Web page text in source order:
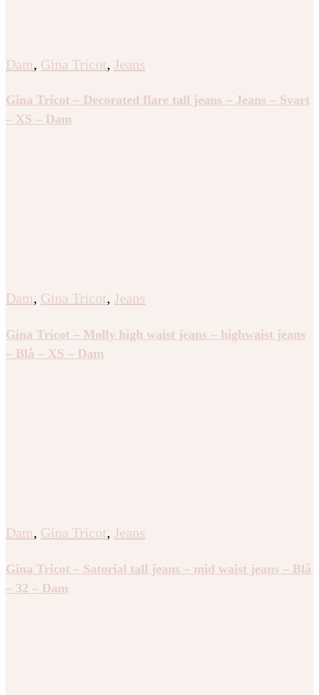
Dam, Gina Tricot, Jeans
Gina Tricot – Decorated flare tall jeans – Jeans – Svart
– XS – Dam
Dam, Gina Tricot, Jeans
Gina Tricot – Molly high waist jeans – highwaist jeans
– Blå – XS – Dam
Dam, Gina Tricot, Jeans
Gina Tricot – Satorial tall jeans – mid waist jeans – Blå
– 32 – Dam